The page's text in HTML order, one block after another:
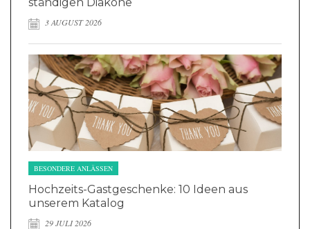
ständigen Diakone
3 AUGUST 2026
BESONDERE ANLÄSSEN
Hochzeits-Gastgeschenke: 10 Ideen aus
unserem Katalog
29 JULI 2026